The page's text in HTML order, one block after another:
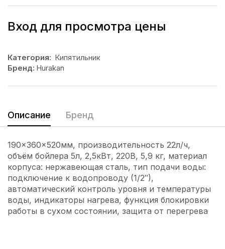
Вход для просмотра цены
Категория: Кипятильник
Бренд: Hurakan
Описание Бренд
190x360x520мм, производительность 22л/ч,
объём бойлера 5л, 2,5кВт, 220В, 5,9 кг, материал
корпуса: нержавеющая сталь, тип подачи воды:
подключение к водопроводу (1/2″),
автоматический контроль уровня и температуры
воды, индикаторы нагрева, функция блокировки
работы в сухом состоянии, защита от перегрева